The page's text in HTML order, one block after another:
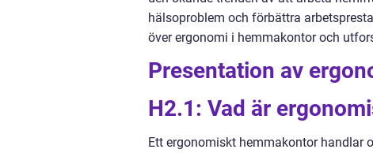
hälsoproblem och förbättra
över ergonomi i hemmakontor och
Presentation av
H2.1: Vad är
Ett ergonomiskt hemmakontor handlar